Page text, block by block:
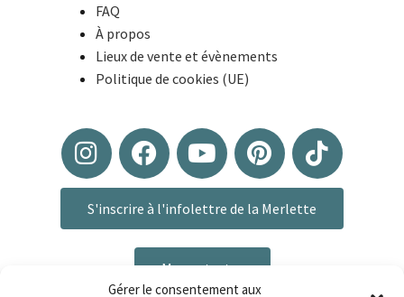
Gérer le consentement aux
FAQ
À propos
Lieux de vente et évènements
Politique de cookies (UE)
S'inscrire à l'infolettre de la Merlette
Me contacter